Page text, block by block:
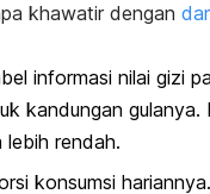
khawatir dengan
informasi nilai gizi
kandungan gulanya.
lebih rendah.
konsumsi